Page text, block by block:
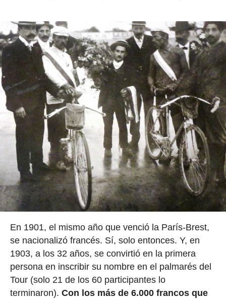
En 1901, el mismo año que venció la París-Brest,
se nacionalizó francés. Sí, solo entonces. Y, en
1903, a los 32 años, se convirtió en la primera
persona en inscribir su nombre en el palmarés del
Tour (solo 21 de los 60 participantes lo
terminaron). Con los más de 6.000 francos que